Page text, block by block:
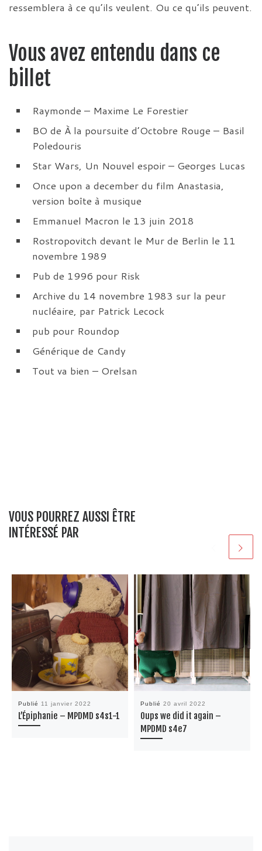
ressemblera à ce qu’ils veulent. Ou ce qu’ils peuvent.
Vous avez entendu dans ce
billet
Raymonde – Maxime Le Forestier
BO de À la poursuite d’Octobre Rouge – Basil
Poledouris
Star Wars, Un Nouvel espoir – Georges Lucas
Once upon a december du film Anastasia,
version boîte à musique
Emmanuel Macron le 13 juin 2018
Rostropovitch devant le Mur de Berlin le 11
novembre 1989
Pub de 1996 pour Risk
Archive du 14 novembre 1983 sur la peur
nucléaire, par Patrick Lecock
pub pour Roundop
Générique de Candy
Tout va bien – Orelsan
VOUS POURREZ AUSSI ÊTRE
INTÉRESSÉ PAR
Publié 11 janvier 2022
L’Épiphanie – MPDMD s4s1-1
Publié 20 avril 2022
Oups we did it again –
MPDMD s4e7